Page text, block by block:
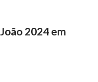
2024 em